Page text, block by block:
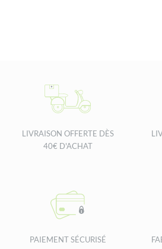
LIVRAISON OFFERTE DÈS
40€ D'ACHAT
PAIEMENT SÉCURISÉ